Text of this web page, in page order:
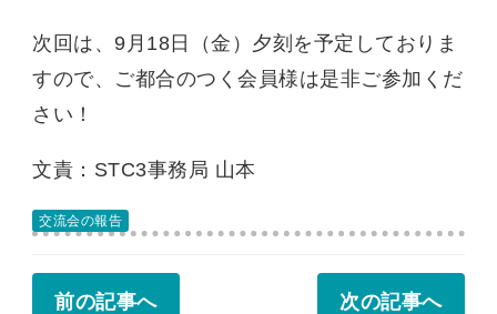
次回は、9月18日（金）夕刻を予定しておりま
すので、ご都合のつく会員様は是非ご参加くだ
さい！
文責：STC3事務局 山本
交流会の報告
前の記事へ 次の記事へ